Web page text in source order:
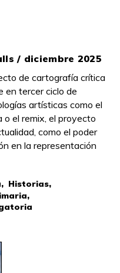
/ diciembre 2025
de cartografía crítica
en tercer ciclo de
artísticas como el
o el remix, el proyecto
como el poder
en la representación
Historias,